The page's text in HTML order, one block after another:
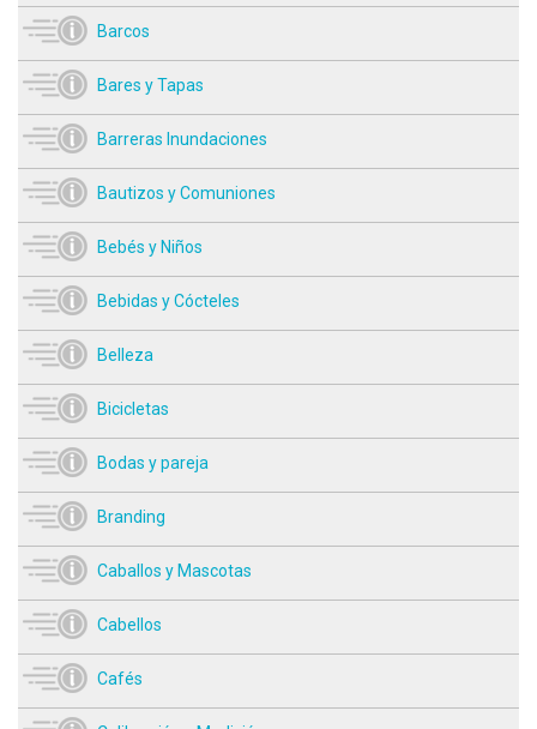
Barcos
Bares y Tapas
Barreras Inundaciones
Bautizos y Comuniones
Bebés y Niños
Bebidas y Cócteles
Belleza
Bicicletas
Bodas y pareja
Branding
Caballos y Mascotas
Cabellos
Cafés